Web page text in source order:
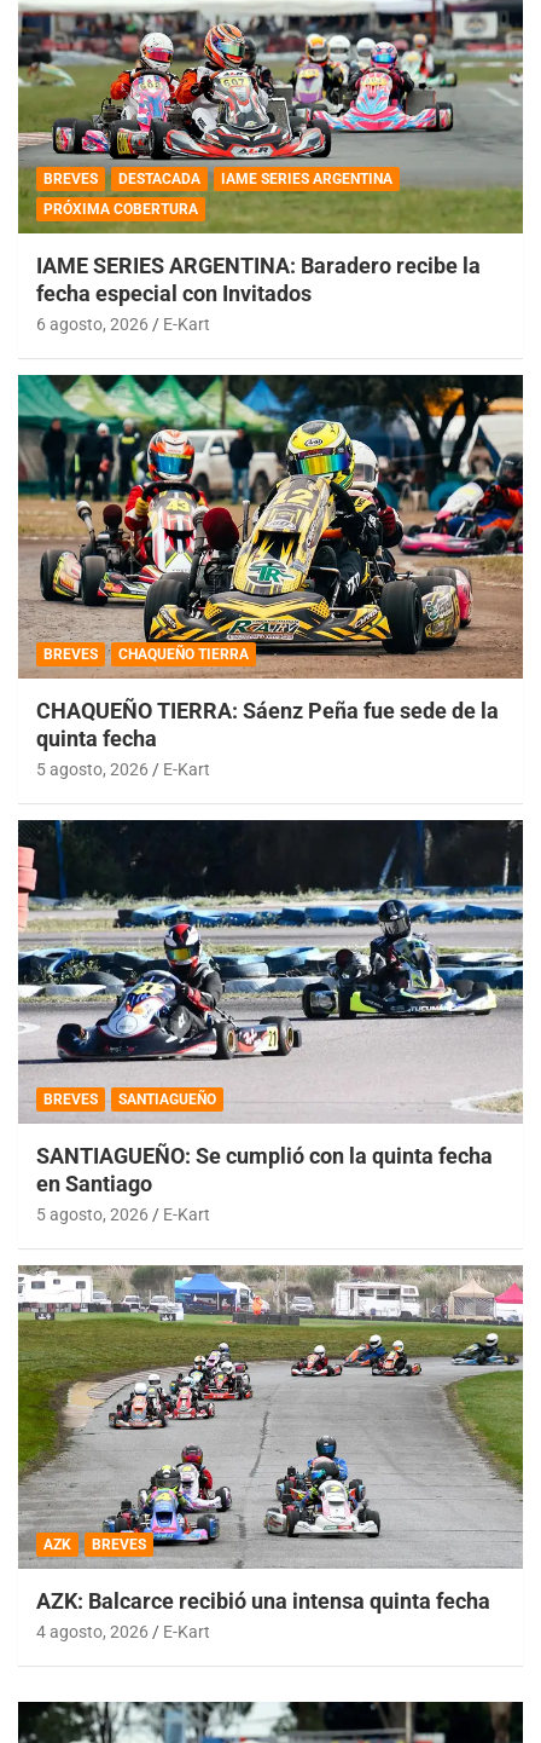
BREVES DESTACADA
IAME SERIES ARGENTINA
PRÓXIMA COBERTURA
IAME SERIES ARGENTINA: Baradero recibe la
fecha especial con Invitados
6 agosto, 2026 E-Kart
BREVES CHAQUEÑO TIERRA
CHAQUEÑO TIERRA: Sáenz Peña fue sede de la
quinta fecha
5 agosto, 2026 E-Kart
BREVES SANTIAGUEÑO
SANTIAGUEÑO: Se cumplió con la quinta fecha
en Santiago
5 agosto, 2026 E-Kart
AZK BREVES
AZK: Balcarce recibió una intensa quinta fecha
4 agosto, 2026 E-Kart